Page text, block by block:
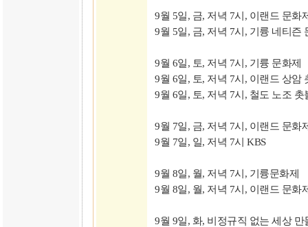
9월 5일, 금, 저녁 7시, 이랜드 문화
9월 5일, 금, 저녁 7시, 기륭 네티즌
9월 6일, 토, 저녁 7시, 기륭 문화제
9월 6일, 토, 저녁 7시, 이랜드 상암
9월 6일, 토, 저녁 7시, 철도 노조
9월 7일, 금, 저녁 7시, 이랜드 문화
9월 7일, 일, 저녁 7시 KBS
9월 8일, 월, 저녁 7시, 기륭문화제
9월 8일, 월, 저녁 7시, 이랜드 문화
9월 9일, 화, 비정규직 없는 세상